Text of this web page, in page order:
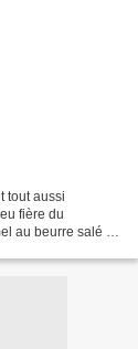
tout aussi
fière du
au beurre salé et